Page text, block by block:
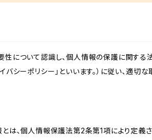
について認識し、個人情報の保護に関する法
シーポリシー」といいます。）に従い、適切
は、個人情報保護法第2条第1項により定義